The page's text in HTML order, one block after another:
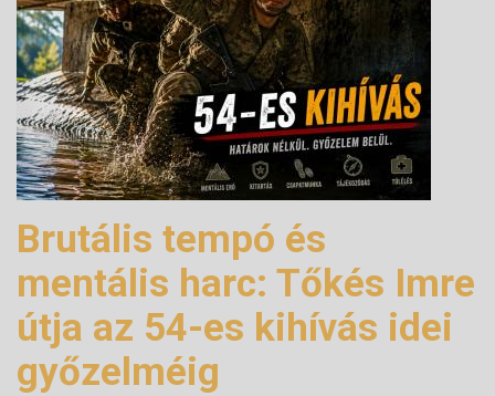
Brutális tempó és
mentális harc: Tőkés Imre
útja az 54-es kihívás idei
győzelméig